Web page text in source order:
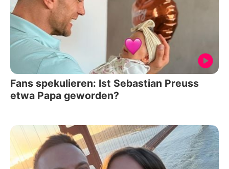
Fans spekulieren: Ist Sebastian Preuss
etwa Papa geworden?